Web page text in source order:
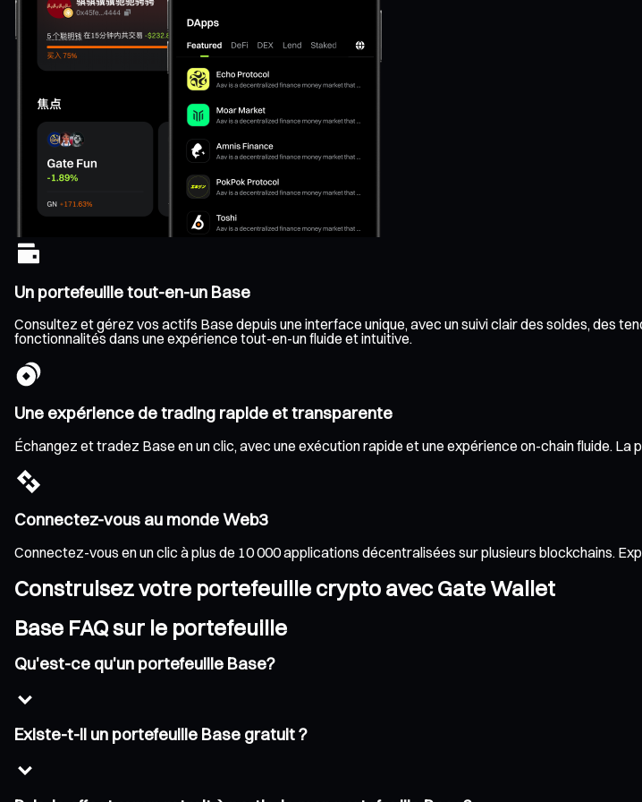
Un portefeuille tout-en-un Base
Consultez et gérez vos actifs Base depuis une interface unique, avec un suivi clair des soldes, des
fonctionnalités dans une expérience tout-en-un fluide et intuitive.
Une expérience de trading rapide et transparente
Échangez et tradez Base en un clic, avec une exécution rapide et une expérience on-chain fluide.
Connectez-vous au monde Web3
Connectez-vous en un clic à plus de 10 000 applications décentralisées sur plusieurs blockchains.
Construisez votre portefeuille crypto avec Gate Wallet
Base FAQ sur le portefeuille
Qu'est-ce qu'un portefeuille Base?
Existe-t-il un portefeuille Base gratuit ?